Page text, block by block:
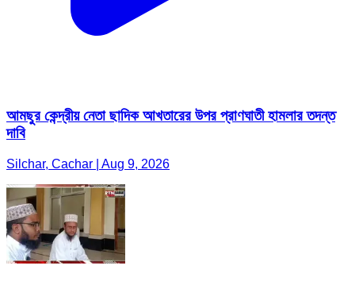
আমছুর কেন্দ্রীয় নেতা ছাদিক আখতারের উপর প্রাণঘাতী হামলার তদন্ত
দাবি
Silchar, Cachar | Aug 9, 2026